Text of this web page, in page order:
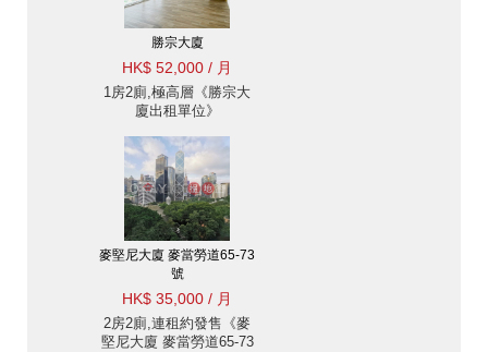
勝宗大廈
HK$ 52,000 / 月
1房2廁,極高層《勝宗大
廈出租單位》
麥堅尼大廈 麥當勞道65-73
號
HK$ 35,000 / 月
2房2廁,連租約發售《麥
堅尼大廈 麥當勞道65-73